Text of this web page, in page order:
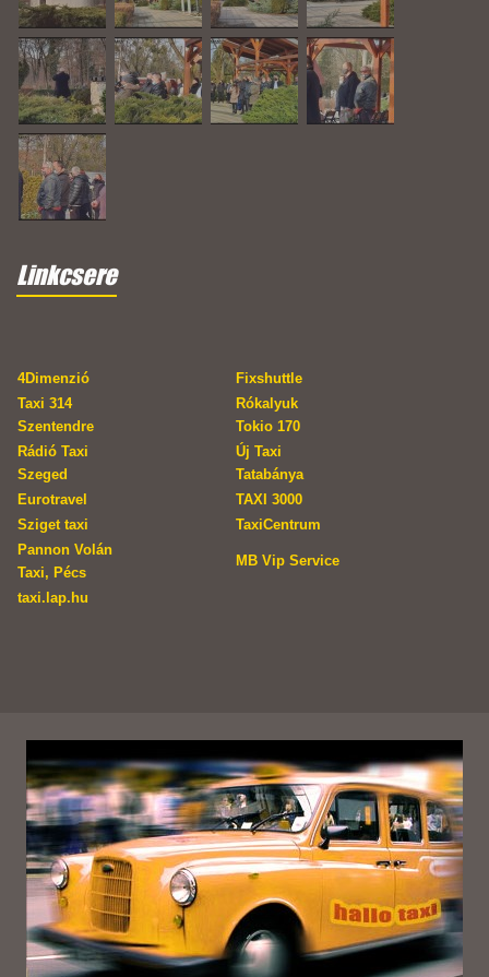
Linkcsere
4Dimenzió
Fixshuttle
Taxi 314
Szentendre
Rókalyuk
Tokio 170
Rádió Taxi
Szeged
Új Taxi
Tatabánya
Eurotravel
TAXI 3000
Sziget taxi
TaxiCentrum
Pannon Volán
Taxi, Pécs
MB Vip Service
taxi.lap.hu